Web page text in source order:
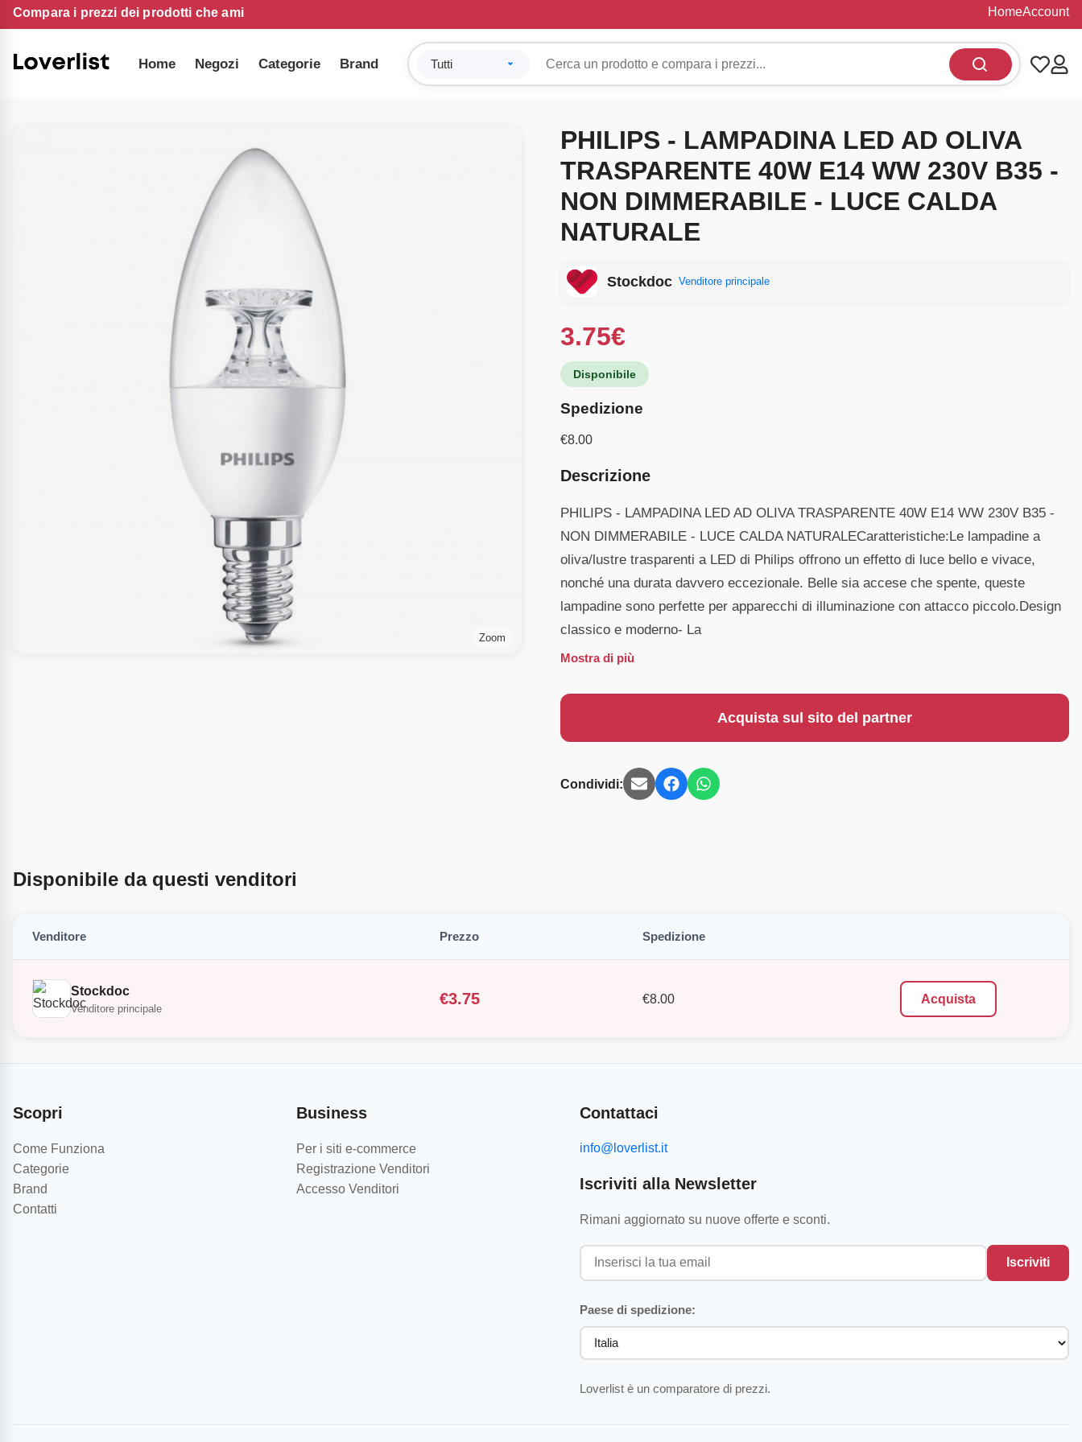
Compara i prezzi dei prodotti che ami HomeAccount
Home Negozi Categorie Brand
Zoom
PHILIPS - LAMPADINA LED AD OLIVA
TRASPARENTE 40W E14 WW 230V B35 -
NON DIMMERABILE - LUCE CALDA
NATURALE
Stockdoc Venditore principale
3.75€
Disponibile
Spedizione
€8.00
Descrizione
PHILIPS - LAMPADINA LED AD OLIVA TRASPARENTE 40W E14 WW 230V B35 -
NON DIMMERABILE - LUCE CALDA NATURALECaratteristiche:Le lampadine a
oliva/lustre trasparenti a LED di Philips offrono un effetto di luce bello e vivace,
nonché una durata davvero eccezionale. Belle sia accese che spente, queste
lampadine sono perfette per apparecchi di illuminazione con attacco piccolo.Design
classico e moderno- La
Mostra di più
Acquista sul sito del partner
Condividi:
Disponibile da questi venditori
Venditore Prezzo Spedizione
Stockdoc
Venditore principale
€3.75 €8.00 Acquista
Scopri
Come Funziona
Categorie
Brand
Contatti
Business
Per i siti e-commerce
Registrazione Venditori
Accesso Venditori
Contattaci
info@loverlist.it
Iscriviti alla Newsletter
Rimani aggiornato su nuove offerte e sconti.
Iscriviti
Paese di spedizione:
Loverlist è un comparatore di prezzi.